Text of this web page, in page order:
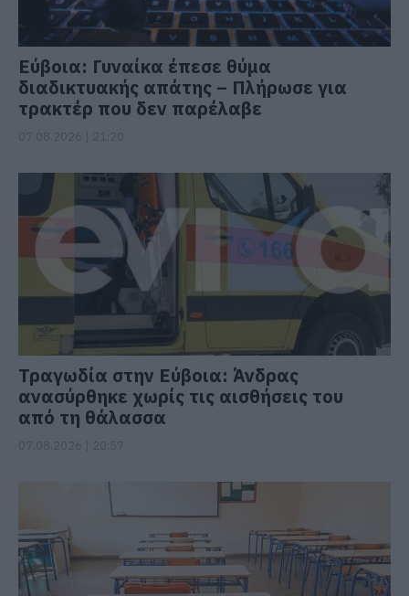
Εύβοια: Γυναίκα έπεσε θύμα
διαδικτυακής απάτης – Πλήρωσε για
τρακτέρ που δεν παρέλαβε
Τραγωδία στην Εύβοια: Άνδρας
ανασύρθηκε χωρίς τις αισθήσεις του
από τη θάλασσα